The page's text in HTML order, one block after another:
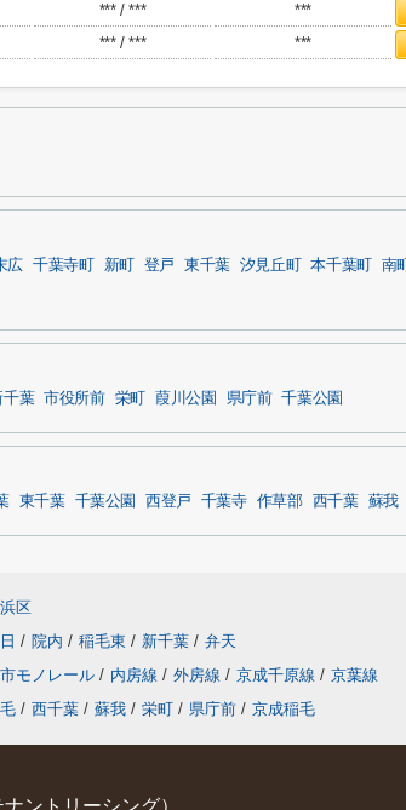
*** / *** ***
*** / *** ***
広 千葉寺町 新町 登戸 東千葉 汐見丘町 本千葉町 南町
千葉 市役所前 栄町 葭川公園 県庁前 千葉公園
東千葉 千葉公園 西登戸 千葉寺 作草部 西千葉 蘇我
区
/ 院内 / 稲毛東 / 新千葉 / 弁天
モノレール / 内房線 / 外房線 / 京成千原線 / 京葉線
/ 西千葉 / 蘇我 / 栄町 / 県庁前 / 京成稲毛
ントリーシング）